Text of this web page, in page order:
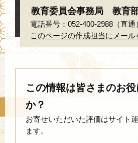
教育委員会事務局 教育
電話番号：052-400-2988（直通
このページの作成担当にメール
この情報は皆さまのお
か？
お寄せいただいた評価はサイト
ます。